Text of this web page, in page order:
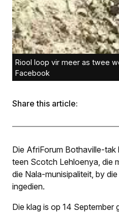
Riool loop vir meer as twee
Facebook
Share this article:
Die AfriForum Bothaville-tak
teen Scotch Lehloenya, die
die Nala-munisipaliteit, by
ingedien.
Die klag is op 14 September